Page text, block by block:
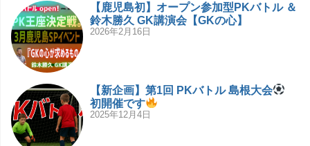
【鹿児島初】オープン参加型PKバトル ＆
鈴木勝久 GK講演会【GKの心】
2026年2月16日
【新企画】第1回 PKバトル 島根大会
初開催です
2025年12月4日